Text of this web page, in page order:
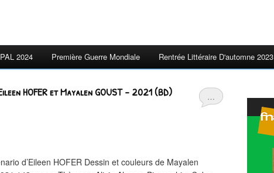
PAL 2024 Première Guerre Mondiale Rentrée Littéraire D'automne 2023
…
HOFER et Mayalen GOUST – 2021 (BD)
d’Eileen HOFER Dessin et couleurs de Mayalen